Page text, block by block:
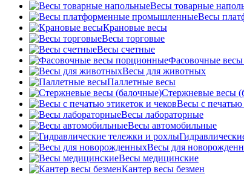
Весы товарные
Весы
Крановые весы
Весы торговые
Весы счетные
Фасовочные
Весы для животных
Паллетные весы
Стержневые весы
Весы c печатью
Весы лабораторные
Весы автомобильные
Весы для
Весы медицинские
Кантер весы безмен